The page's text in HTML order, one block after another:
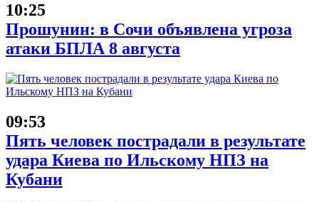
10:25
Прошунин: в Сочи объявлена угроза
атаки БПЛА 8 августа
09:53
Пять человек пострадали в результате
удара Киева по Ильскому НПЗ на
Кубани